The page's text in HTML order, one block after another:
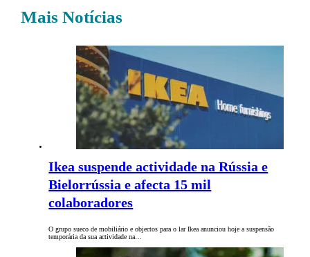
Mais Notícias
Ikea suspende actividade na Rússia e
Bielorrússia e afecta 15 mil
colaboradores
O grupo sueco de mobiliário e objectos para o lar Ikea anunciou hoje a suspensão
temporária da sua actividade na…